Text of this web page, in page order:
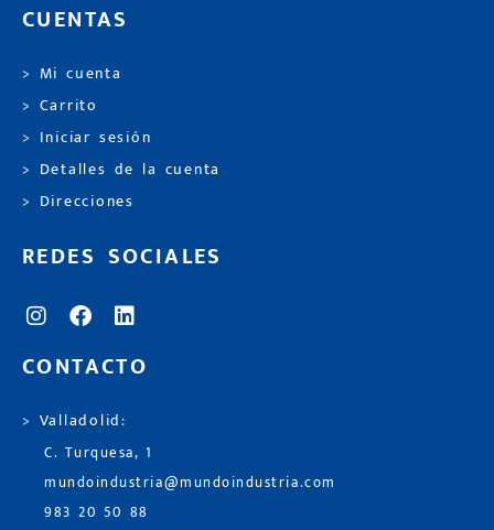
CUENTAS
> Mi cuenta
> Carrito
> Iniciar sesión
> Detalles de la cuenta
> Direcciones
REDES SOCIALES
CONTACTO
> Valladolid:
C. Turquesa, 1
mundoindustria@mundoindustria.com
983 20 50 88